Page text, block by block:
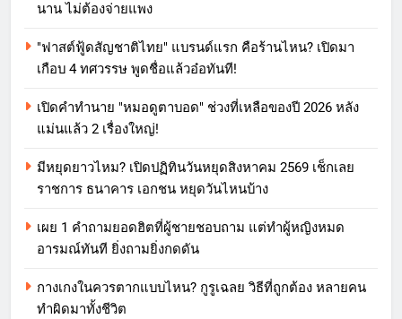
นาน ไม่ต้องจ่ายแพง
"ฟาสต์ฟู้ดสัญชาติไทย" แบรนด์แรก คือร้านไหน? เปิดมา
เกือบ 4 ทศวรรษ พูดชื่อแล้วอ๋อทันที!
เปิดคำทำนาย "หมอดูตาบอด" ช่วงที่เหลือของปี 2026 หลัง
แม่นแล้ว 2 เรื่องใหญ่!
มีหยุดยาวไหม? เปิดปฏิทินวันหยุดสิงหาคม 2569 เช็กเลย
ราชการ ธนาคาร เอกชน หยุดวันไหนบ้าง
เผย 1 คำถามยอดฮิตที่ผู้ชายชอบถาม แต่ทำผู้หญิงหมด
อารมณ์ทันที ยิ่งถามยิ่งกดดัน
กางเกงในควรตากแบบไหน? กูรูเฉลย วิธีที่ถูกต้อง หลายคน
ทำผิดมาทั้งชีวิต